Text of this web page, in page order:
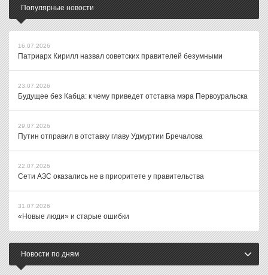
Популярные новости
16.07.2026
Патриарх Кирилл назвал советских правителей безумными
23.07.2026
Будущее без Кабца: к чему приведет отставка мэра Первоуральска
29.07.2026
Путин отправил в отставку главу Удмуртии Бречалова
22.07.2026
Сети АЗС оказались не в приоритете у правительства
31.07.2026
«Новые люди» и старые ошибки
Новости по дням